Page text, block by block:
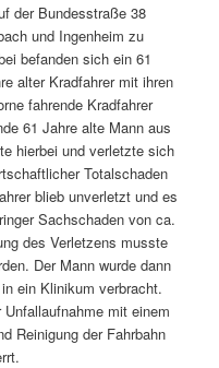
der Bundesstraße 38
und Ingenheim zu
befanden sich ein 61
alter Kradfahrer mit ihren
fahrende Kradfahrer
61 Jahre alte Mann aus
hierbei und verletzte sich
Totalschaden
blieb unverletzt und es
Sachschaden von ca.
des Verletzens musste
Der Mann wurde dann
ein Klinikum verbracht.
mit einem
Reinigung der Fahrbahn